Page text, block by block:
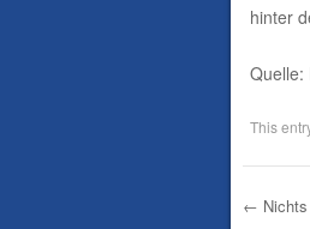
hinter
Quelle:
This
←